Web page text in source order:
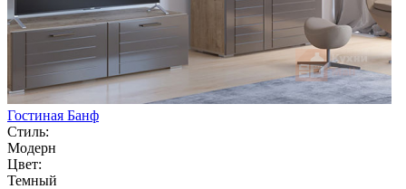
Гостиная Банф
Стиль:
Модерн
Цвет:
Темный